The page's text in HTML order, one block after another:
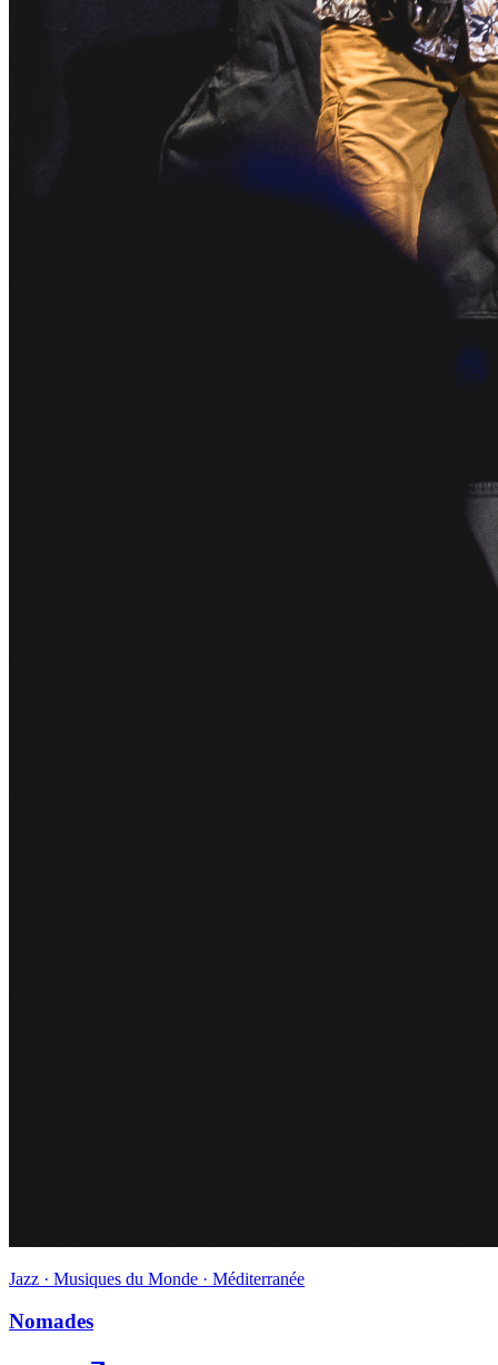
Jazz · Musiques du Monde · Méditerranée
Nomades